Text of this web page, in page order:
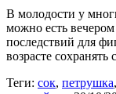
В молодости у
можно есть
последствий для
возрасте сохранять
Теги: сок, петрушка,